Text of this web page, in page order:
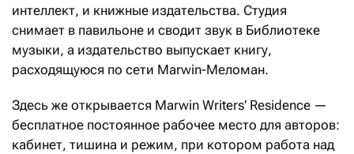
интеллект, и книжные издательства. Студия
снимает в павильоне и сводит звук в Библиотеке
музыки, а издательство выпускает книгу,
расходящуюся по сети Marwin-Меломан.
Здесь же открывается Marwin Writers’ Residence —
бесплатное постоянное рабочее место для авторов:
кабинет, тишина и режим, при котором работа над